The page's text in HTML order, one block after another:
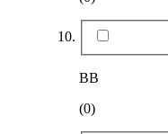
BB
(0)